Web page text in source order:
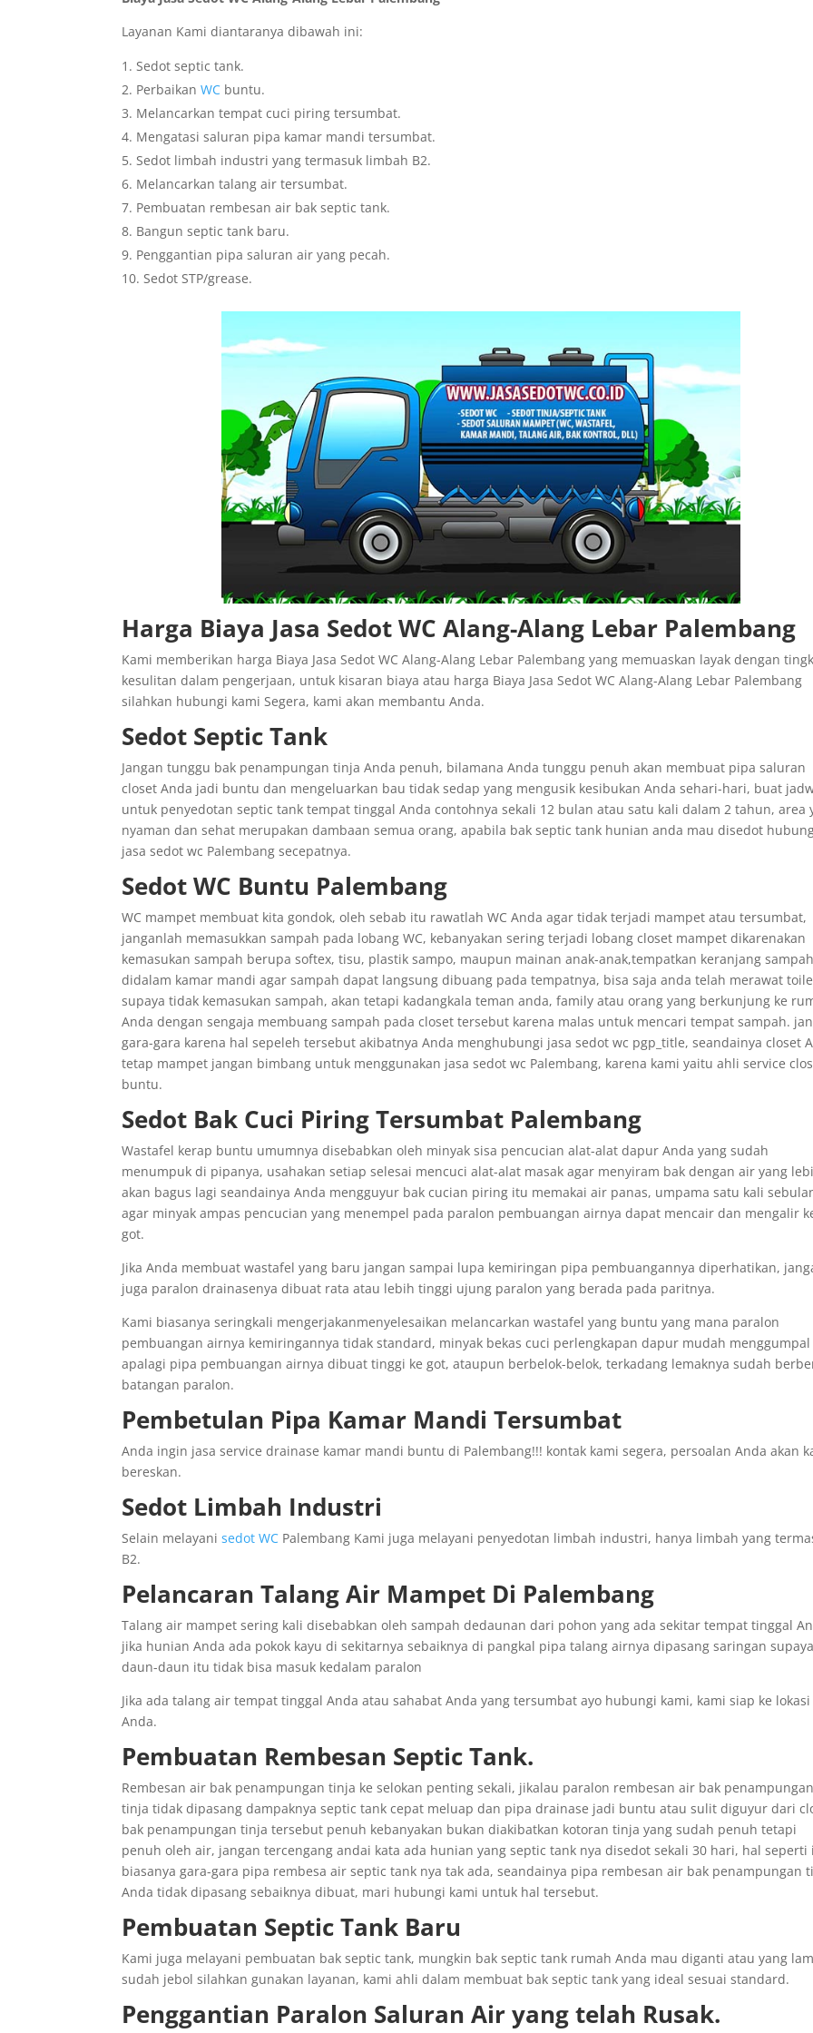
Layanan Kami diantaranya dibawah ini:
Sedot septic tank.
PerbaikanWC buntu.
Melancarkan tempat cuci piring tersumbat.
Mengatasi saluran pipa kamar mandi tersumbat.
Sedot limbah industri yang termasuk limbah B2.
Melancarkan talang air tersumbat.
Pembuatan rembesan air bak septic tank.
Bangun septic tank baru.
Penggantian pipa saluran air yang pecah.
Sedot STP/grease.
Harga Biaya Jasa Sedot WC Alang-Alang Lebar Palembang
Kami memberikan harga Biaya Jasa Sedot WC Alang-Alang Lebar Palembang yang memuaskan layak dengan
kesulitan dalam pengerjaan, untuk kisaran biaya atau harga Biaya Jasa Sedot WC Alang-Alang Lebar Palembang
silahkan hubungi kami Segera, kami akan membantu Anda.
Sedot Septic Tank
Jangan tunggu bak penampungan tinja Anda penuh, bilamana Anda tunggu penuh akan membuat pipa saluran
closet Anda jadi buntu dan mengeluarkan bau tidak sedap yang mengusik kesibukan Anda sehari-hari, buat
untuk penyedotan septic tank tempat tinggal Anda contohnya sekali 12 bulan atau satu kali dalam 2 tahun, area
nyaman dan sehat merupakan dambaan semua orang, apabila bak septic tank hunian anda mau disedot
jasa sedot wc Palembang secepatnya.
Sedot WC Buntu Palembang
WC mampet membuat kita gondok, oleh sebab itu rawatlah WC Anda agar tidak terjadi mampet atau tersumbat,
janganlah memasukkan sampah pada lobang WC, kebanyakan sering terjadi lobang closet mampet dikarenakan
kemasukan sampah berupa softex, tisu, plastik sampo, maupun mainan anak-anak,tempatkan keranjang sampah
didalam kamar mandi agar sampah dapat langsung dibuang pada tempatnya, bisa saja anda telah merawat
supaya tidak kemasukan sampah, akan tetapi kadangkala teman anda, family atau orang yang berkunjung ke
Anda dengan sengaja membuang sampah pada closet tersebut karena malas untuk mencari tempat sampah.
gara-gara karena hal sepeleh tersebut akibatnya Anda menghubungi jasa sedot wc pgp_title, seandainya closet
tetap mampet jangan bimbang untuk menggunakan jasa sedot wc Palembang, karena kami yaitu ahli service
buntu.
Sedot Bak Cuci Piring Tersumbat Palembang
Wastafel kerap buntu umumnya disebabkan oleh minyak sisa pencucian alat-alat dapur Anda yang sudah
menumpuk di pipanya, usahakan setiap selesai mencuci alat-alat masak agar menyiram bak dengan air yang
akan bagus lagi seandainya Anda mengguyur bak cucian piring itu memakai air panas, umpama satu kali
agar minyak ampas pencucian yang menempel pada paralon pembuangan airnya dapat mencair dan mengalir
got.
Jika Anda membuat wastafel yang baru jangan sampai lupa kemiringan pipa pembuangannya diperhatikan,
juga paralon drainasenya dibuat rata atau lebih tinggi ujung paralon yang berada pada paritnya.
Kami biasanya seringkali mengerjakanmenyelesaikan melancarkan wastafel yang buntu yang mana paralon
pembuangan airnya kemiringannya tidak standard, minyak bekas cuci perlengkapan dapur mudah menggumpal
apalagi pipa pembuangan airnya dibuat tinggi ke got, ataupun berbelok-belok, terkadang lemaknya sudah
batangan paralon.
Pembetulan Pipa Kamar Mandi Tersumbat
Anda ingin jasa service drainase kamar mandi buntu di Palembang!!! kontak kami segera, persoalan Anda akan
bereskan.
Sedot Limbah Industri
Selain melayanisedot WC Palembang Kami juga melayani penyedotan limbah industri, hanya limbah yang
B2.
Pelancaran Talang Air Mampet Di Palembang
Talang air mampet sering kali disebabkan oleh sampah dedaunan dari pohon yang ada sekitar tempat tinggal
jika hunian Anda ada pokok kayu di sekitarnya sebaiknya di pangkal pipa talang airnya dipasang saringan supaya
daun-daun itu tidak bisa masuk kedalam paralon
Jika ada talang air tempat tinggal Anda atau sahabat Anda yang tersumbat ayo hubungi kami, kami siap ke lokasi
Anda.
Pembuatan Rembesan Septic Tank.
Rembesan air bak penampungan tinja ke selokan penting sekali, jikalau paralon rembesan air bak penampungan
tinja tidak dipasang dampaknya septic tank cepat meluap dan pipa drainase jadi buntu atau sulit diguyur dari
bak penampungan tinja tersebut penuh kebanyakan bukan diakibatkan kotoran tinja yang sudah penuh tetapi
penuh oleh air, jangan tercengang andai kata ada hunian yang septic tank nya disedot sekali 30 hari, hal seperti
biasanya gara-gara pipa rembesa air septic tank nya tak ada, seandainya pipa rembesan air bak penampungan
Anda tidak dipasang sebaiknya dibuat, mari hubungi kami untuk hal tersebut.
Pembuatan Septic Tank Baru
Kami juga melayani pembuatan bak septic tank, mungkin bak septic tank rumah Anda mau diganti atau yang
sudah jebol silahkan gunakan layanan, kami ahli dalam membuat bak septic tank yang ideal sesuai standard.
Penggantian Paralon Saluran Air yangtelah Rusak.